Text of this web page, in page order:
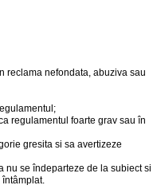
reclama nefondata, abuziva sau
regulamentul foarte grav sau în
gresita si sa avertizeze
nu se îndeparteze de la subiect si
întâmplat.